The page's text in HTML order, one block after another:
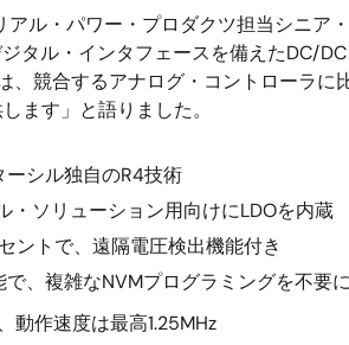
ル・パワー・プロダクツ担当シニ
タル・インタフェースを備えたDC/
競合するアナログ・コントローラ
ます」と語りました。
シル独自のR4技術
ソリューション用向けにLDOを内蔵
ントで、遠隔電圧検出機能付き
、複雑なNVMプログラミングを不要に
動作速度は最高1.25MHz